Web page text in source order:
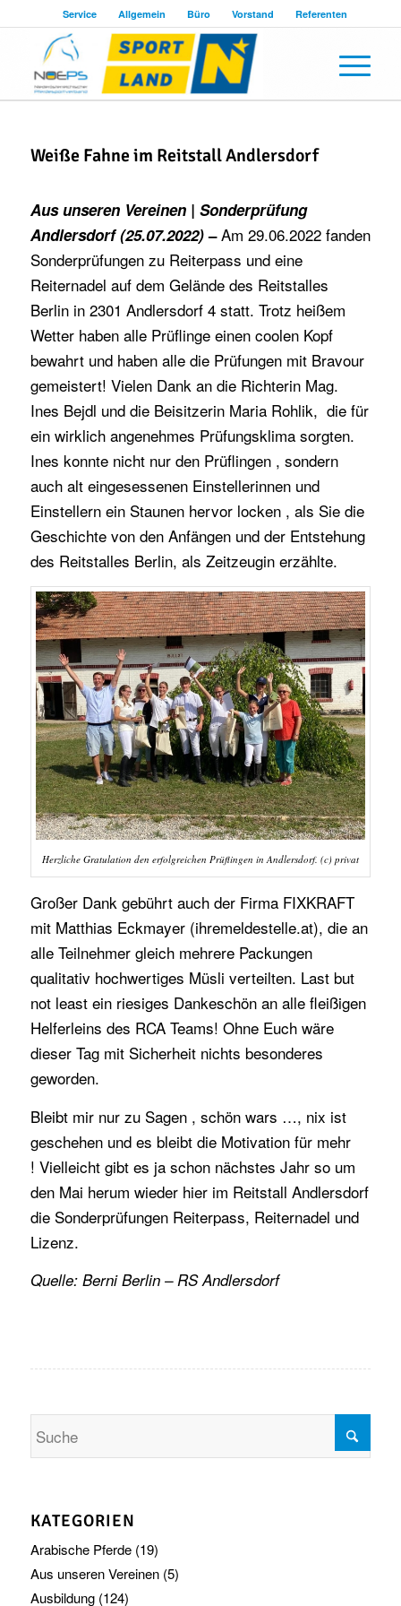
Service Allgemein Büro Vorstand Referenten
Weiße Fahne im Reitstall Andlersdorf
Aus unseren Vereinen | Sonderprüfung
Andlersdorf (25.07.2022)–Am 29.06.2022 fanden
Sonderprüfungen zu Reiterpass und eine
Reiternadel auf dem Gelände des Reitstalles
Berlin in 2301 Andlersdorf 4 statt. Trotz heißem
Wetter haben alle Prüflinge einen coolen Kopf
bewahrt und haben alle die Prüfungen mit Bravour
gemeistert! Vielen Dank an die Richterin Mag.
Ines Bejdl und die Beisitzerin Maria Rohlik, die für
ein wirklich angenehmes Prüfungsklima sorgten.
Ines konnte nicht nur den Prüflingen , sondern
auch alt eingesessenen Einstellerinnen und
Einstellern ein Staunen hervor locken , als Sie die
Geschichte von den Anfängen und der Entstehung
des Reitstalles Berlin, als Zeitzeugin erzählte.
Herzliche Gratulation den erfolgreichen Prüflingen in Andlersdorf. (c) privat
Großer Dank gebührt auch der Firma FIXKRAFT
mit Matthias Eckmayer (ihremeldestelle.at), die an
alle Teilnehmer gleich mehrere Packungen
qualitativ hochwertiges Müsli verteilten. Last but
not least ein riesiges Dankeschön an alle fleißigen
Helferleins des RCA Teams! Ohne Euch wäre
dieser Tag mit Sicherheit nichts besonderes
geworden.
Bleibt mir nur zu Sagen , schön wars …, nix ist
geschehen und es bleibt die Motivation für mehr
! Vielleicht gibt es ja schon nächstes Jahr so um
den Mai herum wieder hier im Reitstall Andlersdorf
die Sonderprüfungen Reiterpass, Reiternadel und
Lizenz.
Quelle: Berni Berlin – RS Andlersdorf
KATEGORIEN
Arabische Pferde(19)
Aus unseren Vereinen(5)
Ausbildung(124)